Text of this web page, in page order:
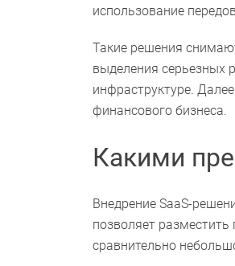
использование
Такие решения
выделения серьезных
инфраструктуре.
финансового бизнеса.
Какими
Внедрение SaaS-
позволяет
сравнительно